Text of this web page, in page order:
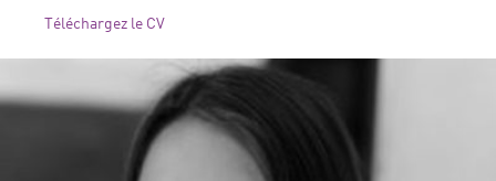
Téléchargez le CV